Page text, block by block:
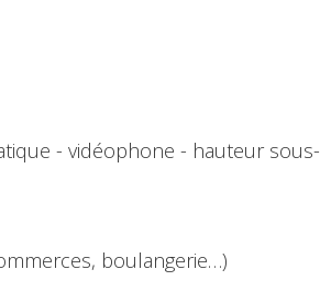
- vidéophone - hauteur sous-
boulangerie…)